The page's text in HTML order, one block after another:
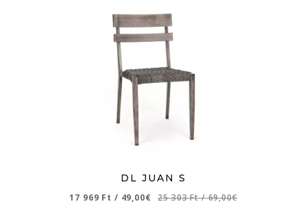
DL JUAN S
17 969 Ft / 49,00€ 25 303 Ft/ 69,00€